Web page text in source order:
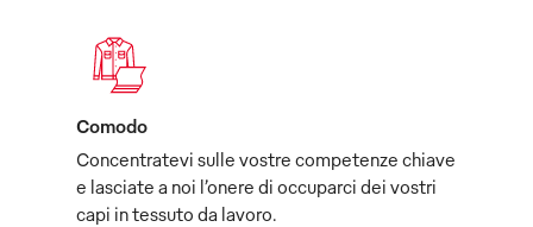
Comodo
Concentratevi sulle vostre competenze chiave
e lasciate a noi l’onere di occuparci dei vostri
capi in tessuto da lavoro.